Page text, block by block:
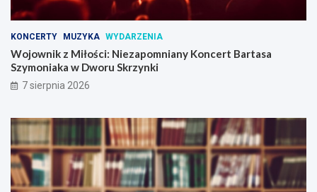
KONCERTY MUZYKA WYDARZENIA
Wojownik z Miłości: Niezapomniany Koncert Bartasa
Szymoniaka w Dworu Skrzynki
7 sierpnia 2026